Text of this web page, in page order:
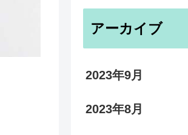
アーカイブ
2023年9月
2023年8月